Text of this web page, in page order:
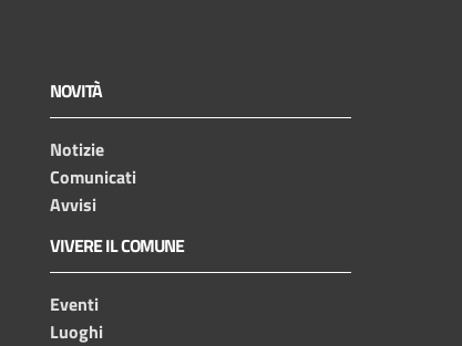
NOVITÀ
Notizie
Comunicati
Avvisi
VIVERE IL COMUNE
Eventi
Luoghi